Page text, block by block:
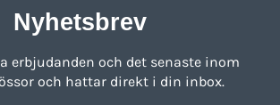
Nyhetsbrev
erbjudanden och det senaste inom
och hattar direkt i din inbox.